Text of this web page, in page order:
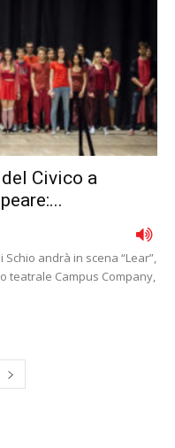
Civico a
andrà in scena “Lear”,
teatrale Campus Company,